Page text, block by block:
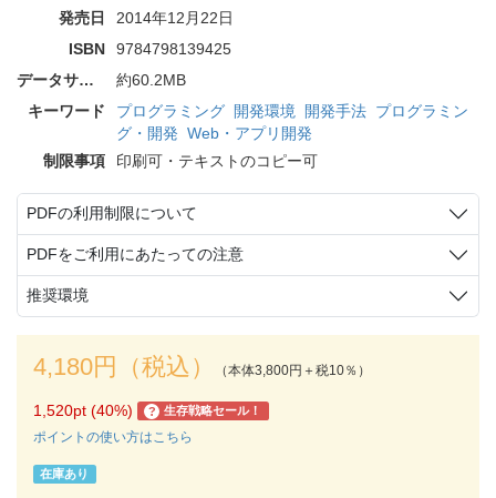
発売日
2014年12月22日
ISBN
9784798139425
データサイズ
約60.2MB
キーワード
プログラミング 開発環境 開発手法 プログラミン
グ・開発 Web・アプリ開発
制限事項
印刷可・テキストのコピー可
PDFの利用制限について
PDFをご利用にあたっての注意
推奨環境
4,180円（税込） （本体3,800円＋税10％）
1,520pt (40%) ? 生存戦略セール！
ポイントの使い方はこちら
在庫あり